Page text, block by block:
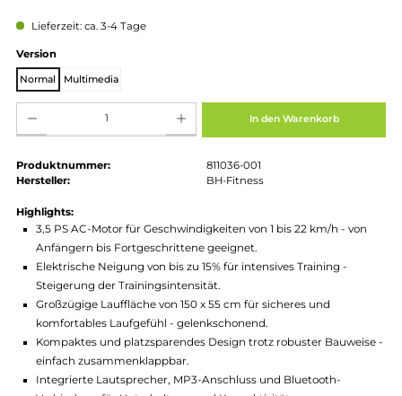
Preise inkl. MwSt. zzgl. Versandkosten
Lieferzeit: ca. 3-4 Tage
Versionauswählen
Normal
Produkt Anzahl: Gib den gewünschten Wert ein oder benutze die Schaltflächen um die
Produktnummer:
811036-001
Hersteller:
BH-Fitness
Highlights:
3,5 PS AC-Motor für Geschwindigkeiten von 1 bis 22 km/h -
Anfängern bis Fortgeschrittene geeignet.
Elektrische Neigung von bis zu 15% für intensives Training -
Steigerung der Trainingsintensität.
Großzügige Lauffläche von 150 x 55 cm für sicheres und